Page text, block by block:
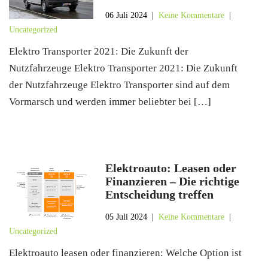
06 Juli 2024 |Keine Kommentare
Uncategorized
Elektro Transporter 2021: Die Zukunft der
Nutzfahrzeuge Elektro Transporter 2021: Die Zukunft
der Nutzfahrzeuge Elektro Transporter sind auf dem
Vormarsch und werden immer beliebter bei […]
Elektroauto: Leasen oder
Finanzieren – Die richtige
Entscheidung treffen
05 Juli 2024 |Keine Kommentare
Uncategorized
Elektroauto leasen oder finanzieren: Welche Option ist